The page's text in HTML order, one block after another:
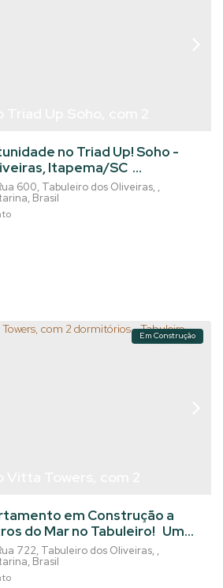
600, Tabuleiro dos Oliveiras ,
, Brasil
no Triad Up! Soho -
Itapema/SC
para investir ou morar
e praticidade em
65,5 m² privativos,
Destaques do
Em Construção
722, Tabuleiro dos Oliveiras ,
, Brasil
em Construção a
do Mar no Tabuleiro! Uma
para quem deseja
o seu espaço no litoral
prevista para